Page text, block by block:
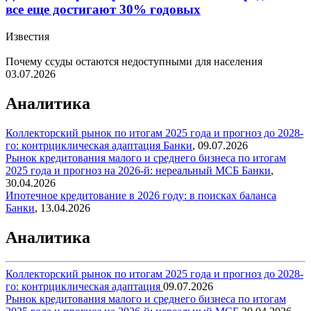
все еще достигают 30% годовых
Известия
Почему ссуды остаются недоступными для населения
03.07.2026
Аналитика
Коллекторский рынок по итогам 2025 года и прогноз до 2028-
го: контрциклическая адаптация Банки, 09.07.2026
Рынок кредитования малого и среднего бизнеса по итогам
2025 года и прогноз на 2026-й: нереальный МСБ Банки,
30.04.2026
Ипотечное кредитование в 2026 году: в поисках баланса
Банки, 13.04.2026
Аналитика
Коллекторский рынок по итогам 2025 года и прогноз до 2028-
го: контрциклическая адаптация 09.07.2026
Рынок кредитования малого и среднего бизнеса по итогам